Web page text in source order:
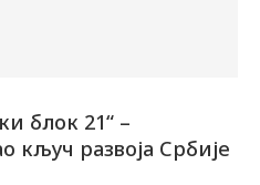
блок 21“ –
кључ развоја Србије